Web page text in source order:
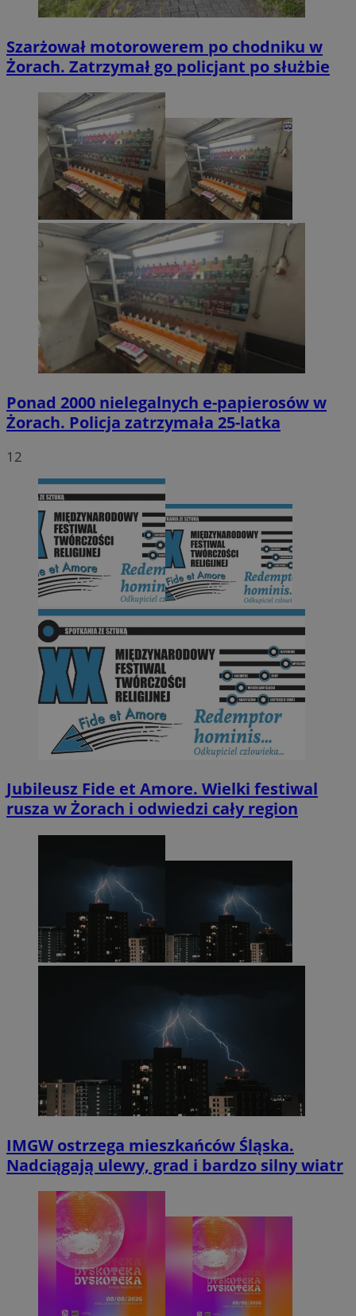
Szarżował motorowerem po chodniku w
Żorach. Zatrzymał go policjant po służbie
Ponad 2000 nielegalnych e-papierosów w
Żorach. Policja zatrzymała 25-latka
12
Jubileusz Fide et Amore. Wielki festiwal
rusza w Żorach i odwiedzi cały region
IMGW ostrzega mieszkańców Śląska.
Nadciągają ulewy, grad i bardzo silny wiatr